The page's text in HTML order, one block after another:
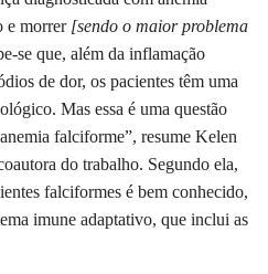
e morrer [sendo o maior problema
se que, além da inflamação
de dor, os pacientes têm uma
Mas essa é uma questão
falciforme”, resume Kelen
do trabalho. Segundo ela,
falciformes é bem conhecido,
imune adaptativo, que inclui as